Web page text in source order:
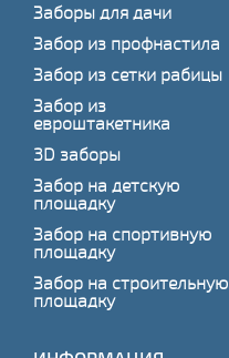
Заборы для дачи
Забор из профнастила
Забор из сетки рабицы
Забор из
евроштакетника
3D заборы
Забор на детскую
площадку
Забор на спортивную
площадку
Забор на строительную
площадку